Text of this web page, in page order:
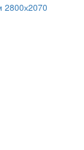
2800х2070